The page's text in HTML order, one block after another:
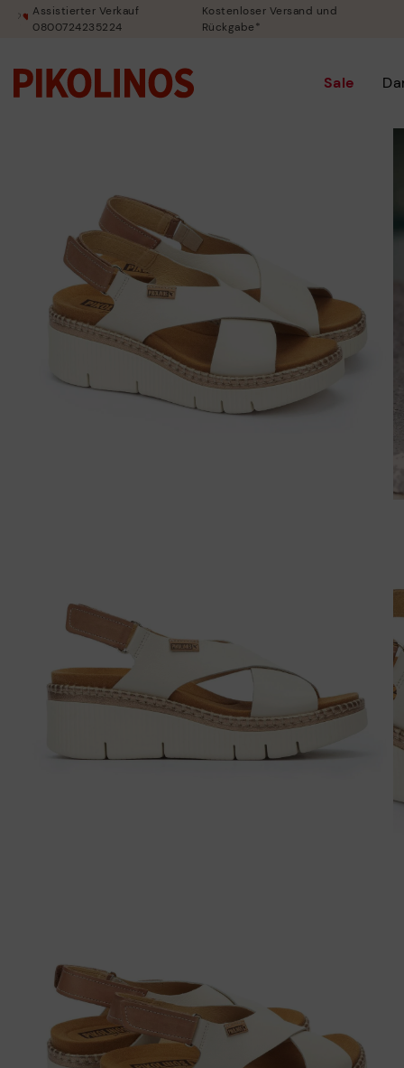
Assistierter Verkauf
0800724235224
Kostenloser Versand und
Rückgabe*
Sale